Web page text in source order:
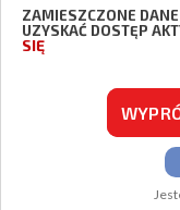
ZAMIESZCZONE
UZYSKAĆ DOSTĘP
SIĘ